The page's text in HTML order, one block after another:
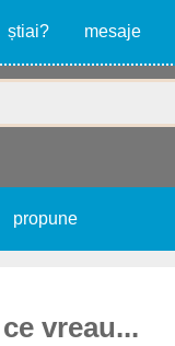
știai? mesaje
propune
vreau...